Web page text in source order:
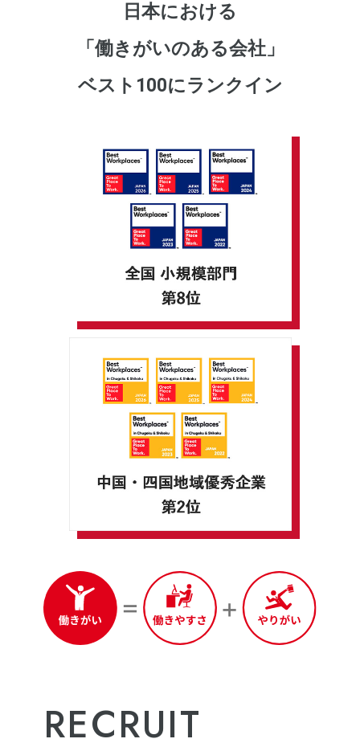
日本における
「働きがいのある会社」
ベスト100にランクイン
RECRUIT